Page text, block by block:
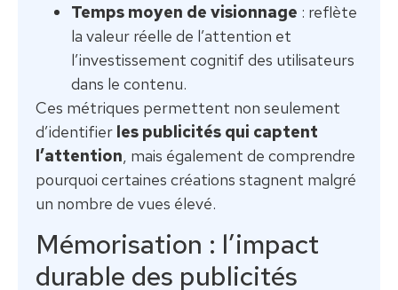
Temps moyen de visionnage : reflète
la valeur réelle de l’attention et
l’investissement cognitif des utilisateurs
dans le contenu.
Ces métriques permettent non seulement
d’identifier les publicités qui captent
l’attention, mais également de comprendre
pourquoi certaines créations stagnent malgré
un nombre de vues élevé.
Mémorisation : l’impact
durable des publicités